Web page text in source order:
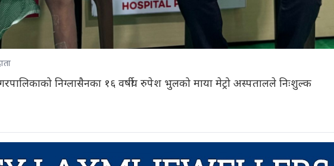
निग्लासैनका १६ वर्षीय रुपेश भुलको माया मेट्रो अस्पतालले निःशुल्क